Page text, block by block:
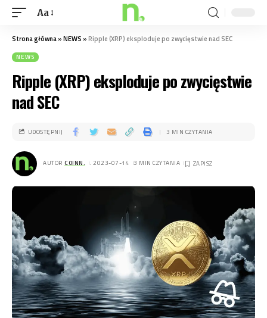
Aa
Strona główna»NEWS »Ripple (XRP) eksploduje po zwycięstwie nad SEC
NEWS
Ripple (XRP) eksploduje po zwycięstwie
nad SEC
AUTOR COINN. . 2023-07-14 3 MIN CZYTANIA
UDOSTĘPNIJ 3 MIN CZYTANIA